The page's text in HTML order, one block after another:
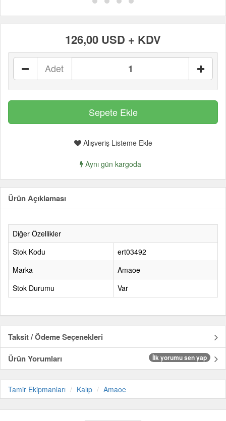
126,00 USD + KDV
Adet
Alışveriş Listeme Ekle
Aynı gün kargoda
Ürün Açıklaması
Diğer Özellikler
Stok Kodu
ert03492
Marka
Amaoe
Stok Durumu
Var
Taksit / Ödeme Seçenekleri
Ürün Yorumları
İlk yorumu sen yap
Tamir Ekipmanları Kalıp Amaoe